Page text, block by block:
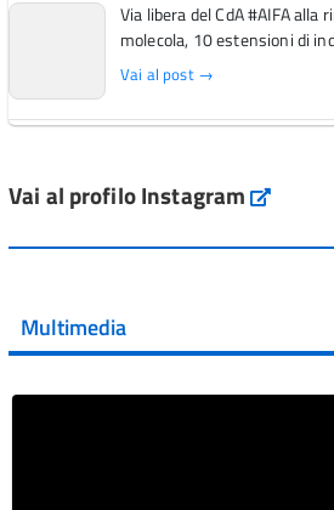
Via libera del CdA #AIFA
molecola, 10 estensioni di
Vai al post →
Vai al post →
Vai al post →
Vai al profilo Instagram
Multimedia